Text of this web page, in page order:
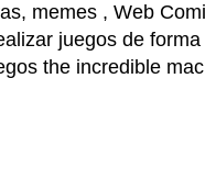
memes , Web
juegos de
the incredible